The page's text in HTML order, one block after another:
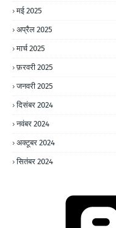
मई 2025
अप्रैल 2025
मार्च 2025
फ़रवरी 2025
जनवरी 2025
दिसंबर 2024
नवंबर 2024
अक्टूबर 2024
सितंबर 2024